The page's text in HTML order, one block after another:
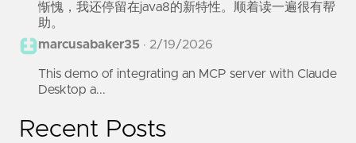
惭愧，我还停留在java8的新特性。顺着读一遍很有帮
助。
marcusabaker35 · 2/19/2026
This demo of integrating an MCP server with Claude
Desktop a...
Recent Posts